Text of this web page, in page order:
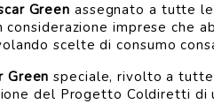
Green assegnato a tutte
imprese che
scelte di consumo
Green speciale, rivolto a tutte
del Progetto Coldiretti di